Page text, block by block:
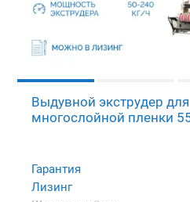
Выдувной экструдер
многослойной пленки
Гарантия
Лизинг